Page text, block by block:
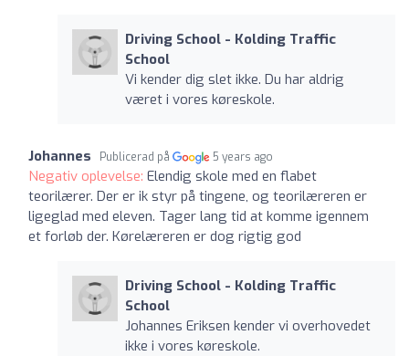
Driving School - Kolding Traffic
School
Vi kender dig slet ikke. Du har aldrig
været i vores køreskole.
Johannes Publicerad på 5 years ago
Negativ oplevelse: Elendig skole med en flabet
teorilærer. Der er ik styr på tingene, og teorilæreren er
ligeglad med eleven. Tager lang tid at komme igennem
et forløb der. Kørelæreren er dog rigtig god
Driving School - Kolding Traffic
School
Johannes Eriksen kender vi overhovedet
ikke i vores køreskole.